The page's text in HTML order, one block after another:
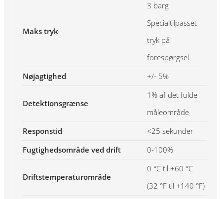
Maks tryk
3 barg
Specialtilpasset
tryk på
forespørgsel
Nøjagtighed
+/- 5%
Detektionsgrænse
1% af det fulde
måleområde
Responstid
<25 sekunder
Fugtighedsområde ved drift
0-100%
Driftstemperaturområde
0 °C til +60 °C
(32 °F til +140 °F)